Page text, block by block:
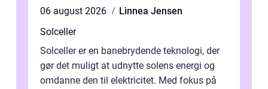
06 august 2026
Linnea Jensen
Solceller
Solceller er en banebrydende teknologi, der
gør det muligt at udnytte solens energi og
omdanne den til elektricitet. Med fokus på